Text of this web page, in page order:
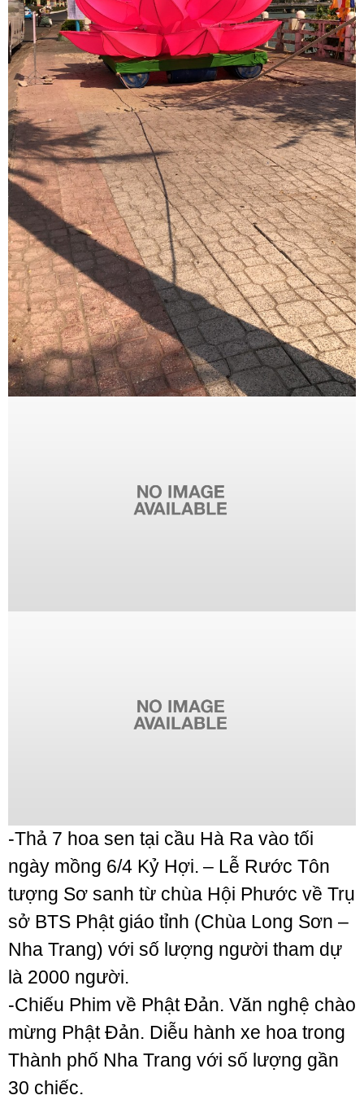
-Thả 7 hoa sen tại cầu Hà Ra vào tối
ngày mồng 6/4 Kỷ Hợi. – Lễ Rước Tôn
tượng Sơ sanh từ chùa Hội Phước về Trụ
sở BTS Phật giáo tỉnh (Chùa Long Sơn –
Nha Trang) với số lượng người tham dự
là 2000 người.
-Chiếu Phim về Phật Đản. Văn nghệ chào
mừng Phật Đản. Diễu hành xe hoa trong
Thành phố Nha Trang với số lượng gần
30 chiếc.